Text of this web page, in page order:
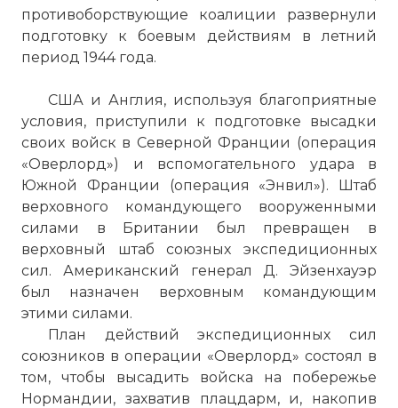
противоборствующие коалиции развернули
подготовку к боевым действиям в летний
период 1944 года.
США и Англия, используя благоприятные
условия, приступили к подготовке высадки
своих войск в Северной Франции (операция
«Оверлорд») и вспомогательного удара в
Южной Франции (операция «Энвил»). Штаб
верховного командующего вооруженными
силами в Британии был превращен в
верховный штаб союзных экспедиционных
сил. Американский генерал Д. Эйзенхауэр
был назначен верховным командующим
этими силами.
План действий экспедиционных сил
союзников в операции «Оверлорд» состоял в
том, чтобы высадить войска на побережье
Нормандии, захватив плацдарм, и, накопив